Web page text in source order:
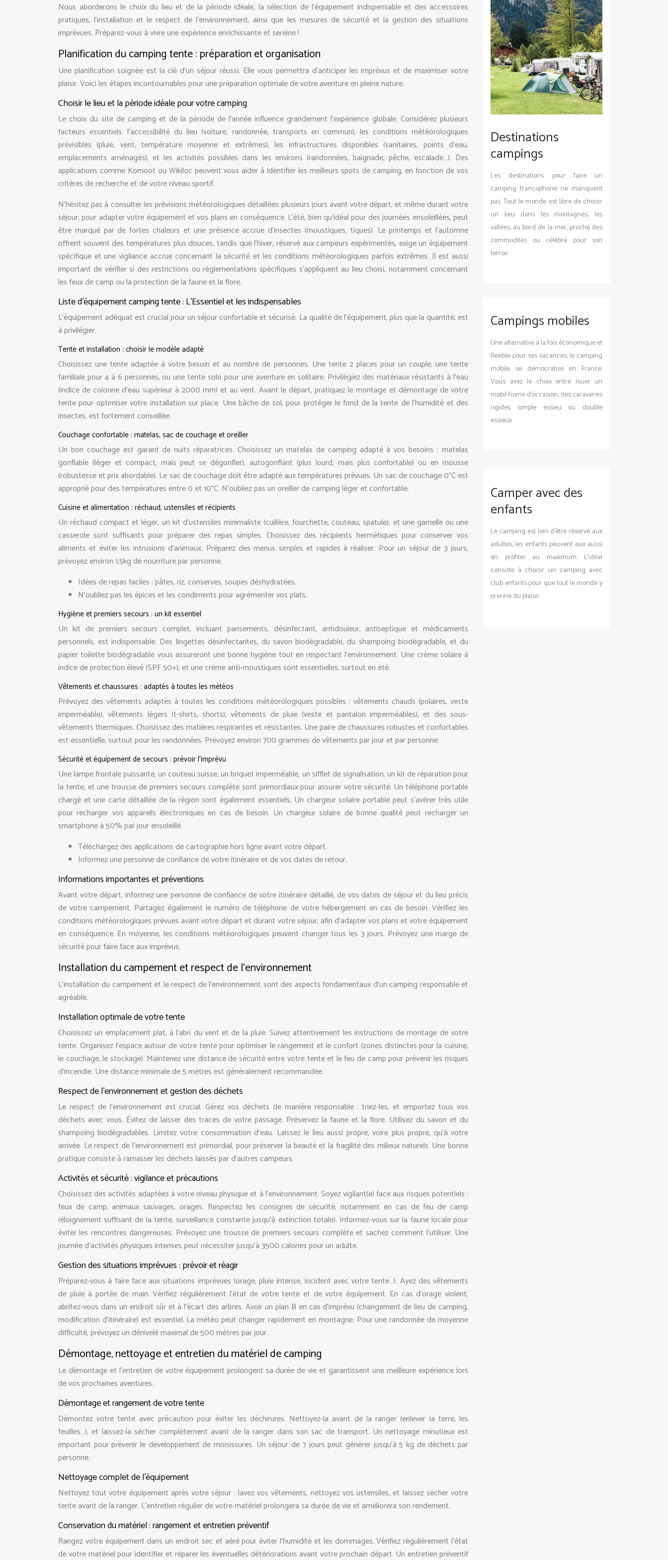
Nous aborderons le choix du lieu et de la période idéale, la sélection de l’équipement indispensable et des accessoires
pratiques, l’installation et le respect de l’environnement, ainsi que les mesures de sécurité et la gestion des situations
imprévues. Préparez-vous à vivre une expérience enrichissante et sereine !
Planification du camping tente : préparation et organisation
Une planification soignée est la clé d’un séjour réussi. Elle vous permettra d’anticiper les imprévus et de maximiser votre
plaisir. Voici les étapes incontournables pour une préparation optimale de votre aventure en pleine nature.
Choisir le lieu et la période idéale pour votre camping
Le choix du site de camping et de la période de l’année influence grandement l’expérience globale. Considérez plusieurs
facteurs essentiels: l’accessibilité du lieu (voiture, randonnée, transports en commun), les conditions météorologiques
prévisibles (pluie, vent, température moyenne et extrêmes), les infrastructures disponibles (sanitaires, points d’eau,
emplacements aménagés), et les activités possibles dans les environs (randonnées, baignade, pêche, escalade…). Des
applications comme Komoot ou Wikiloc peuvent vous aider à identifier les meilleurs spots de camping, en fonction de vos
critères de recherche et de votre niveau sportif.
N’hésitez pas à consulter les prévisions météorologiques détaillées plusieurs jours avant votre départ, et même durant votre
séjour, pour adapter votre équipement et vos plans en conséquence. L’été, bien qu’idéal pour des journées ensoleillées, peut
être marqué par de fortes chaleurs et une présence accrue d’insectes (moustiques, tiques). Le printemps et l’automne
offrent souvent des températures plus douces, tandis que l’hiver, réservé aux campeurs expérimentés, exige un équipement
spécifique et une vigilance accrue concernant la sécurité et les conditions météorologiques parfois extrêmes. Il est aussi
important de vérifier si des restrictions ou réglementations spécifiques s’appliquent au lieu choisi, notamment concernant
les feux de camp ou la protection de la faune et la flore.
Liste d’équipement camping tente : L’Essentiel et les indispensables
L’équipement adéquat est crucial pour un séjour confortable et sécurisé. La qualité de l’équipement, plus que la quantité, est
à privilégier.
Tente et installation : choisir le modèle adapté
Choisissez une tente adaptée à votre besoin et au nombre de personnes. Une tente 2 places pour un couple, une tente
familiale pour 4 à 6 personnes, ou une tente solo pour une aventure en solitaire. Privilégiez des matériaux résistants à l’eau
(indice de colonne d’eau supérieur à 2000 mm) et au vent. Avant le départ, pratiquez le montage et démontage de votre
tente pour optimiser votre installation sur place. Une bâche de sol, pour protéger le fond de la tente de l’humidité et des
insectes, est fortement conseillée.
Couchage confortable : matelas, sac de couchage et oreiller
Un bon couchage est garant de nuits réparatrices. Choisissez un matelas de camping adapté à vos besoins : matelas
gonflable (léger et compact, mais peut se dégonfler), autogonflant (plus lourd, mais plus confortable) ou en mousse
(robustesse et prix abordable). Le sac de couchage doit être adapté aux températures prévues. Un sac de couchage 0°C est
approprié pour des températures entre 0 et 10°C. N’oubliez pas un oreiller de camping léger et confortable.
Cuisine et alimentation : réchaud, ustensiles et récipients
Un réchaud compact et léger, un kit d’ustensiles minimaliste (cuillère, fourchette, couteau, spatule), et une gamelle ou une
casserole sont suffisants pour préparer des repas simples. Choisissez des récipients hermétiques pour conserver vos
aliments et éviter les intrusions d’animaux. Préparez des menus simples et rapides à réaliser. Pour un séjour de 3 jours,
prévoyez environ 1,5kg de nourriture par personne.
Idées de repas faciles : pâtes, riz, conserves, soupes déshydratées.
N’oubliez pas les épices et les condiments pour agrémenter vos plats.
Hygiène et premiers secours : un kit essentiel
Un kit de premiers secours complet, incluant pansements, désinfectant, antidouleur, antiseptique et médicaments
personnels, est indispensable. Des lingettes désinfectantes, du savon biodégradable, du shampoing biodégradable, et du
papier toilette biodégradable vous assureront une bonne hygiène tout en respectant l’environnement. Une crème solaire à
indice de protection élevé (SPF 50+), et une crème anti-moustiques sont essentielles, surtout en été.
Vêtements et chaussures : adaptés à toutes les météos
Prévoyez des vêtements adaptés à toutes les conditions météorologiques possibles : vêtements chauds (polaires, veste
imperméable), vêtements légers (t-shirts, shorts), vêtements de pluie (veste et pantalon imperméables), et des sous-
vêtements thermiques. Choisissez des matières respirantes et résistantes. Une paire de chaussures robustes et confortables
est essentielle, surtout pour les randonnées. Prévoyez environ 700 grammes de vêtements par jour et par personne.
Sécurité et équipement de secours : prévoir l’imprévu
Une lampe frontale puissante, un couteau suisse, un briquet imperméable, un sifflet de signalisation, un kit de réparation pour
la tente, et une trousse de premiers secours complète sont primordiaux pour assurer votre sécurité. Un téléphone portable
chargé et une carte détaillée de la région sont également essentiels. Un chargeur solaire portable peut s’avérer très utile
pour recharger vos appareils électroniques en cas de besoin. Un chargeur solaire de bonne qualité peut recharger un
smartphone à 50% par jour ensoleillé.
Téléchargez des applications de cartographie hors ligne avant votre départ.
Informez une personne de confiance de votre itinéraire et de vos dates de retour.
Informations importantes et préventions
Avant votre départ, informez une personne de confiance de votre itinéraire détaillé, de vos dates de séjour et du lieu précis
de votre campement. Partagez également le numéro de téléphone de votre hébergement en cas de besoin. Vérifiez les
conditions météorologiques prévues avant votre départ et durant votre séjour, afin d’adapter vos plans et votre équipement
en conséquence. En moyenne, les conditions météorologiques peuvent changer tous les 3 jours. Prévoyez une marge de
sécurité pour faire face aux imprévus.
Installation du campement et respect de l’environnement
L’installation du campement et le respect de l’environnement sont des aspects fondamentaux d’un camping responsable et
agréable.
Installation optimale de votre tente
Choisissez un emplacement plat, à l’abri du vent et de la pluie. Suivez attentivement les instructions de montage de votre
tente. Organisez l’espace autour de votre tente pour optimiser le rangement et le confort (zones distinctes pour la cuisine,
le couchage, le stockage). Maintenez une distance de sécurité entre votre tente et le feu de camp pour prévenir les risques
d’incendie. Une distance minimale de 5 mètres est généralement recommandée.
Respect de l’environnement et gestion des déchets
Le respect de l’environnement est crucial. Gérez vos déchets de manière responsable : triez-les, et emportez tous vos
déchets avec vous. Évitez de laisser des traces de votre passage. Préservez la faune et la flore. Utilisez du savon et du
shampoing biodégradables. Limitez votre consommation d’eau. Laissez le lieu aussi propre, voire plus propre, qu’à votre
arrivée. Le respect de l’environnement est primordial, pour préserver la beauté et la fragilité des milieux naturels. Une bonne
pratique consiste à ramasser les déchets laissés par d’autres campeurs.
Activités et sécurité : vigilance et précautions
Choisissez des activités adaptées à votre niveau physique et à l’environnement. Soyez vigilant(e) face aux risques potentiels :
feux de camp, animaux sauvages, orages. Respectez les consignes de sécurité, notamment en cas de feu de camp
(éloignement suffisant de la tente, surveillance constante jusqu’à extinction totale). Informez-vous sur la faune locale pour
éviter les rencontres dangereuses. Prévoyez une trousse de premiers secours complète et sachez comment l’utiliser. Une
journée d’activités physiques intenses peut nécessiter jusqu’à 3500 calories pour un adulte.
Gestion des situations imprévues : prévoir et réagir
Préparez-vous à faire face aux situations imprévues (orage, pluie intense, incident avec votre tente…). Ayez des vêtements
de pluie à portée de main. Vérifiez régulièrement l’état de votre tente et de votre équipement. En cas d’orage violent,
abritez-vous dans un endroit sûr et à l’écart des arbres. Avoir un plan B en cas d’imprévu (changement de lieu de camping,
modification d’itinéraire) est essentiel. La météo peut changer rapidement en montagne. Pour une randonnée de moyenne
difficulté, prévoyez un dénivelé maximal de 500 mètres par jour.
Démontage, nettoyage et entretien du matériel de camping
Le démontage et l’entretien de votre équipement prolongent sa durée de vie et garantissent une meilleure expérience lors
de vos prochaines aventures.
Démontage et rangement de votre tente
Démontez votre tente avec précaution pour éviter les déchirures. Nettoyez-la avant de la ranger (enlever la terre, les
feuilles…), et laissez-la sécher complètement avant de la ranger dans son sac de transport. Un nettoyage minutieux est
important pour prévenir le développement de moisissures. Un séjour de 7 jours peut générer jusqu’à 5 kg de déchets par
personne.
Nettoyage complet de l’équipement
Nettoyez tout votre équipement après votre séjour : lavez vos vêtements, nettoyez vos ustensiles, et laissez sécher votre
tente avant de la ranger. L’entretien régulier de votre matériel prolongera sa durée de vie et améliorera son rendement.
Conservation du matériel : rangement et entretien préventif
Rangez votre équipement dans un endroit sec et aéré pour éviter l’humidité et les dommages. Vérifiez régulièrement l’état
de votre matériel pour identifier et réparer les éventuelles détériorations avant votre prochain départ. Un entretien préventif
Destinations
campings
Les destinations pour faire un
camping francophone ne manquent
pas. Tout le monde est libre de choisir
un lieu dans les montagnes, les
vallées, au bord de la mer, proche des
commodités ou célèbre pour son
terroir.
Campings mobiles
Une alternative à la fois économique et
flexible pour ses vacances, le camping
mobile se démocratise en France.
Vous avez le choix entre louer un
mobil-home d’occasion, des caravanes
rigides simple essieu ou double
essieux.
Camper avec des
enfants
Le camping est loin d’être réservé aux
adultes, les enfants peuvent eux aussi
en profiter au maximum. L’idéal
consiste à choisir un camping avec
club enfants pour que tout le monde y
prenne du plaisir.